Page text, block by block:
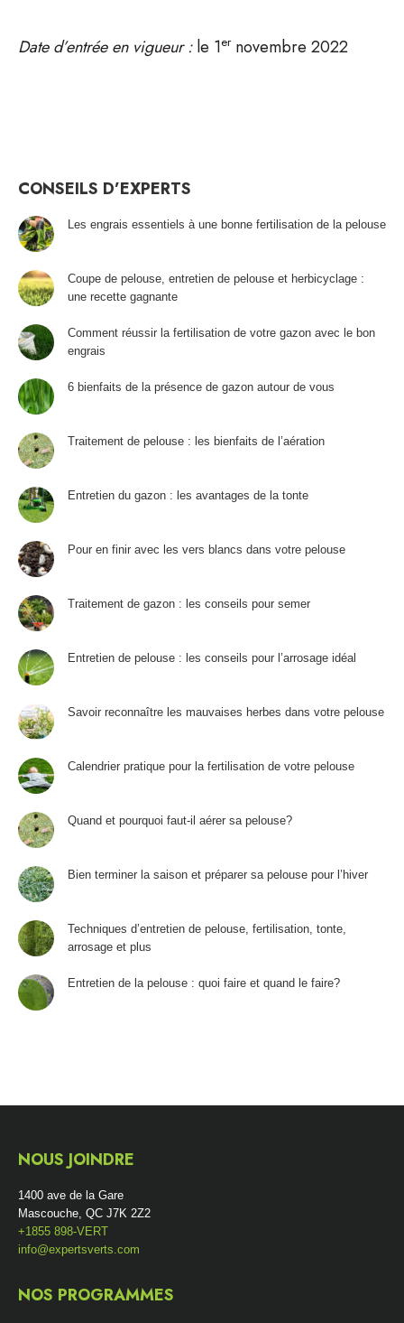
Date d’entrée en vigueur :le 1ernovembre 2022
CONSEILS D’EXPERTS
Les engrais essentiels à une bonne fertilisation de la pelouse
Coupe de pelouse, entretien de pelouse et herbicyclage :
une recette gagnante
Comment réussir la fertilisation de votre gazon avec le bon
engrais
6 bienfaits de la présence de gazon autour de vous
Traitement de pelouse : les bienfaits de l’aération
Entretien du gazon : les avantages de la tonte
Pour en finir avec les vers blancs dans votre pelouse
Traitement de gazon : les conseils pour semer
Entretien de pelouse : les conseils pour l’arrosage idéal
Savoir reconnaître les mauvaises herbes dans votre pelouse
Calendrier pratique pour la fertilisation de votre pelouse
Quand et pourquoi faut-il aérer sa pelouse?
Bien terminer la saison et préparer sa pelouse pour l’hiver
Techniques d’entretien de pelouse, fertilisation, tonte,
arrosage et plus
Entretien de la pelouse : quoi faire et quand le faire?
NOUS JOINDRE
1400 ave de la Gare
Mascouche, QC J7K 2Z2
+1855 898-VERT
info@expertsverts.com
NOS PROGRAMMES